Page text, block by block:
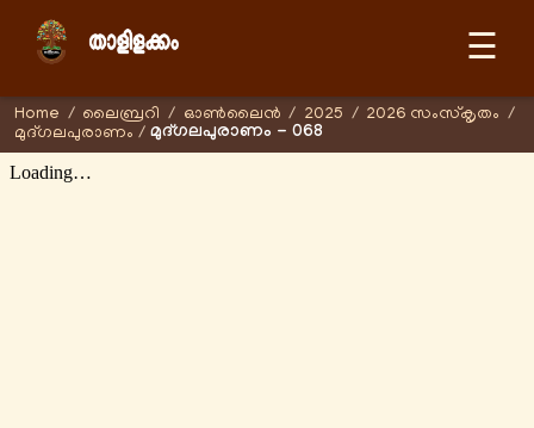
☰
Home / ലൈബ്രറി / ഓണ്‍ലൈന്‍ / 2025 / 2026 സംസ്കൃതം /
മുദ്ഗലപുരാണം / മുദ്ഗലപുരാണം - 068